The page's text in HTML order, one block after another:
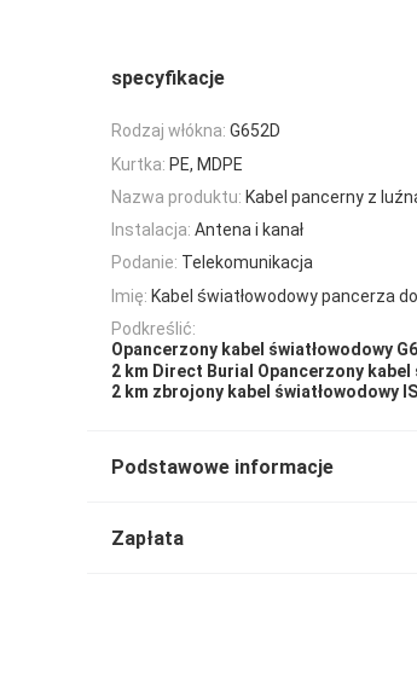
specyfikacje
Rodzaj włókna: G652D
Kurtka: PE, MDPE
Nazwa produktu: Kabel pancerny z
Instalacja: Antena i kanał
Podanie: Telekomunikacja
Imię: Kabel światłowodowy pancerza
Podkreślić:
Opancerzony kabel światłowodowy
2 km Direct Burial Opancerzony kabel
2 km zbrojony kabel światłowodowy
Podstawowe informacje
Zapłata